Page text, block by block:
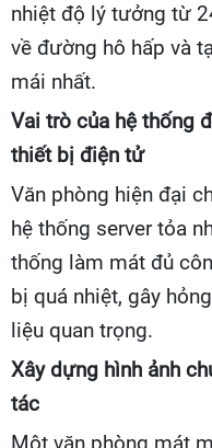
nhiệt độ lý tưởng từ
về đường hô hấp và
mái nhất.
Vai trò của hệ thống
thiết bị điện tử
Văn phòng hiện đại
hệ thống server tỏa
thống làm mát đủ
bị quá nhiệt, gây
liệu quan trọng.
Xây dựng hình ảnh
tác